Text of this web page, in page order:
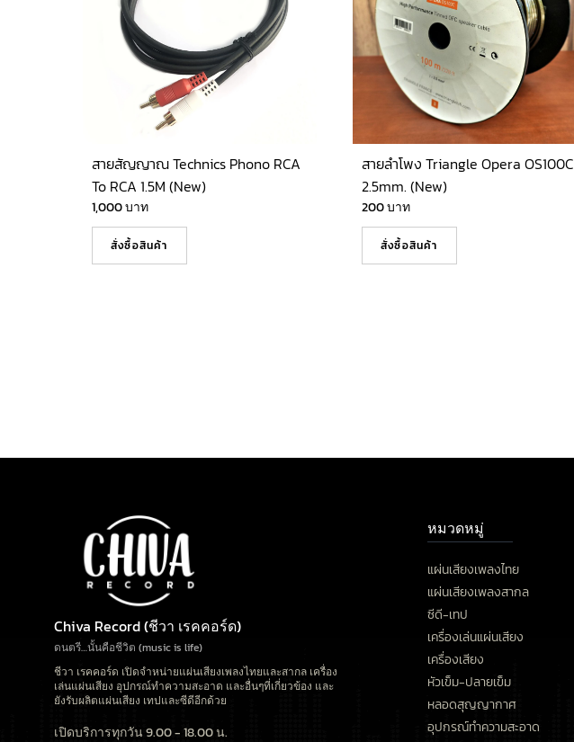
สายสัญญาณ Technics Phono RCA
To RCA 1.5M (New)
1,000บาท
สั่งซื้อสินค้า
สายลำโพง Triangle Opera OS100C
2.5mm. (New)
200บาท
สั่งซื้อสินค้า
Chiva Record (ชีวา เรคคอร์ด)
ดนตรี…นั้นคือชีวิต (music is life)
ชีวา เรคคอร์ด เปิดจำหน่ายแผ่นเสียงเพลงไทยและสากล เครื่อง
เล่นแผ่นเสียง อุปกรณ์ทำความสะอาด และอื่นๆที่เกี่ยวข้อง และ
ยังรับผลิตแผ่นเสียง เทปและซีดีอีกด้วย
เปิดบริการทุกวัน 9.00 - 18.00 น.
หมวดหมู่
แผ่นเสียงเพลงไทย
แผ่นเสียงเพลงสากล
ซีดี-เทป
เครื่องเล่นแผ่นเสียง
เครื่องเสียง
หัวเข็ม-ปลายเข็ม
หลอดสุญญากาศ
อุปกรณ์ทำความสะอาด